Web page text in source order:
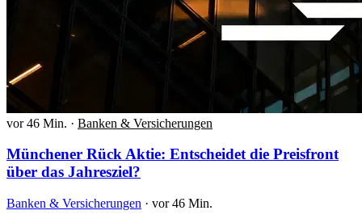
vor 46 Min. · Banken & Versicherungen
Münchener Rück Aktie: Entscheidet die Preisfront
über das Jahresziel?
Banken & Versicherungen · vor 46 Min.